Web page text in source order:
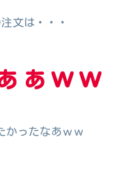
文は・・・
ぁｗｗ
かったなあｗｗ